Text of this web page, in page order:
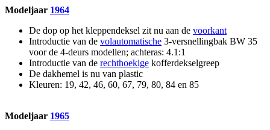
Modeljaar 1964
De dop op het kleppendeksel zit nu aan de voorkant
Introductie van de volautomatische 3-versnellingbak BW 35
voor de 4-deurs modellen; achteras: 4.1:1
Introductie van de rechthoekige kofferdekselgreep
De dakhemel is nu van plastic
Kleuren: 19, 42, 46, 60, 67, 79, 80, 84 en 85
Modeljaar 1965